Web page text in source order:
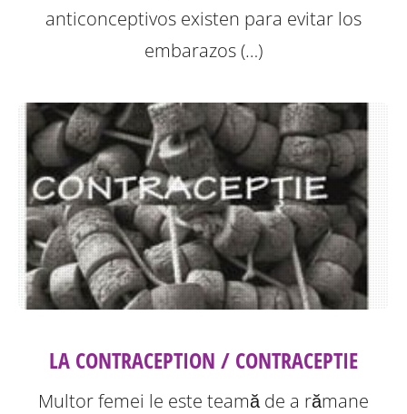
anticonceptivos existen para evitar los
embarazos (…)
LA CONTRACEPTION / CONTRACEPTIE
Multor femei le este teamă de a rămane